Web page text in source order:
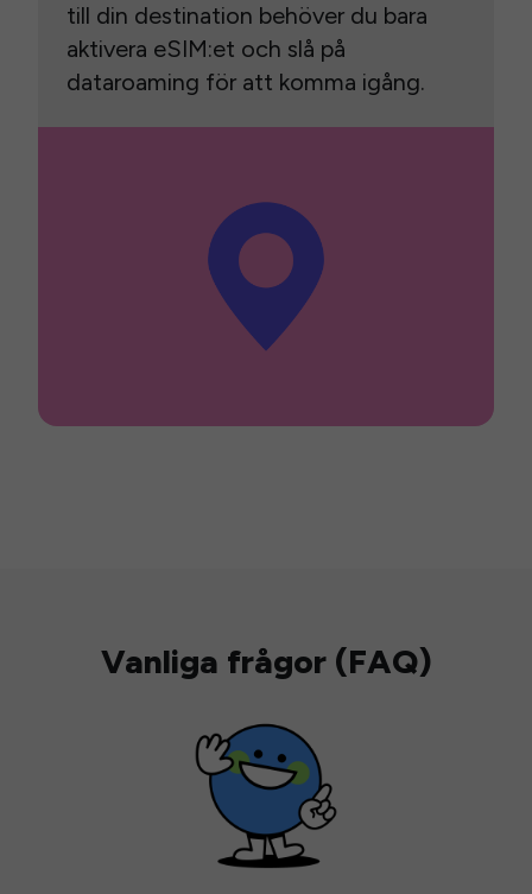
till din destination behöver du bara
aktivera eSIM:et och slå på
dataroaming för att komma igång.
Vanliga frågor (FAQ)